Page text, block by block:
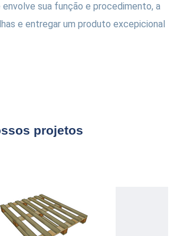
sua função e procedimento, a
e entregar um produto excepicional
projetos